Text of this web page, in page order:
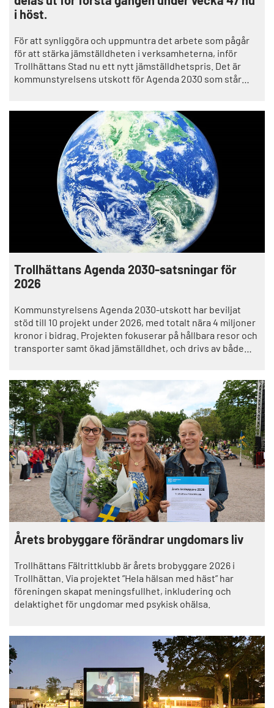
i höst.
För att synliggöra och uppmuntra det arbete som pågår
för att stärka jämställdheten i verksamheterna, inför
Trollhättans Stad nu ett nytt jämställdhetspris. Det är
kommunstyrelsens utskott för Agenda 2030 som står
Trollhättans Agenda 2030-satsningar för
2026
Kommunstyrelsens Agenda 2030-utskott har beviljat
stöd till 10 projekt under 2026, med totalt nära 4 miljoner
kronor i bidrag. Projekten fokuserar på hållbara resor och
transporter samt ökad jämställdhet, och drivs av både
att bidra till ett mer hållbart samhälle, vilket är
superroligt!
Årets brobyggare förändrar ungdomars liv
Trollhättans Fältrittklubb är årets brobyggare 2026 i
Trollhättan. Via projektet ”Hela hälsan med häst” har
föreningen skapat meningsfullhet, inkludering och
delaktighet för ungdomar med psykisk ohälsa.